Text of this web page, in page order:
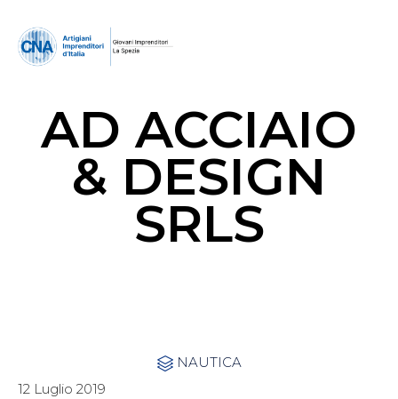
AD ACCIAIO
& DESIGN
SRLS
 Category
NAUTICA
12 Luglio 2019